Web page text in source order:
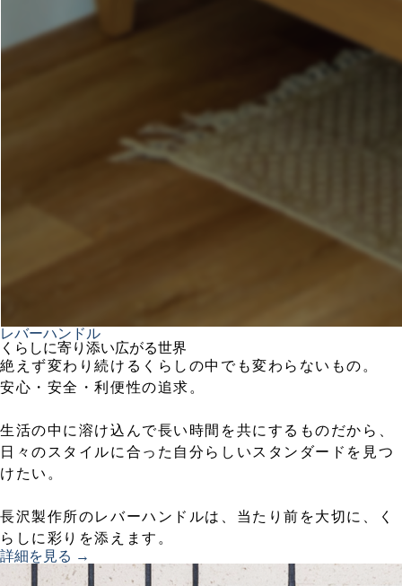
レバーハンドル
くらしに寄り添い広がる世界
絶えず変わり続けるくらしの中でも変わらないもの。
安心・安全・利便性の追求。
生活の中に溶け込んで長い時間を共にするものだから、
日々のスタイルに合った自分らしいスタンダードを見つ
けたい。
長沢製作所のレバーハンドルは、当たり前を大切に、く
らしに彩りを添えます。
詳細を見る →